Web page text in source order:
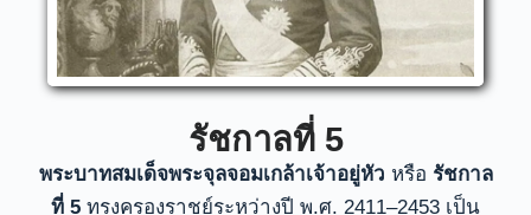
รัชกาลที่ 5
พระบาทสมเด็จพระจุลจอมเกล้าเจ้าอยู่หัว หรือ รัชกาล
ที่ 5 ทรงครองราชย์ระหว่างปี พ.ศ. 2411–2453 เป็น